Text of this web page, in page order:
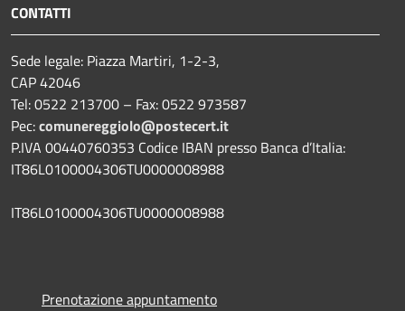
CONTATTI
Sede legale: Piazza Martiri, 1-2-3,
CAP 42046
Tel: 0522 213700 – Fax: 0522 973587
Pec:comunereggiolo@postecert.it
P.IVA 00440760353 Codice IBAN presso Banca d’Italia:
IT86L0100004306TU0000008988
IT86L0100004306TU0000008988
Prenotazione appuntamento